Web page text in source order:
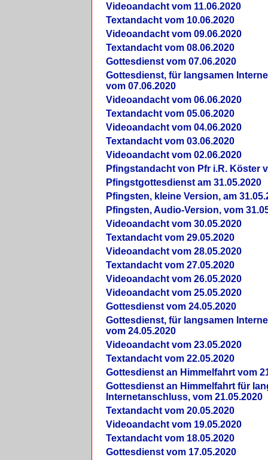
Videoandacht vom 11.06.2020
Textandacht vom 10.06.2020
Videoandacht vom 09.06.2020
Textandacht vom 08.06.2020
Gottesdienst vom 07.06.2020
Gottesdienst, für langsamen
vom 07.06.2020
Videoandacht vom 06.06.2020
Textandacht vom 05.06.2020
Videoandacht vom 04.06.2020
Textandacht vom 03.06.2020
Videoandacht vom 02.06.2020
Pfingstandacht von Pfr i.R. Köster
Pfingstgottesdienst am 31.05.2020
Pfingsten, kleine Version, am
Pfingsten, Audio-Version, vom
Videoandacht vom 30.05.2020
Textandacht vom 29.05.2020
Videoandacht vom 28.05.2020
Textandacht vom 27.05.2020
Videoandacht vom 26.05.2020
Videoandacht vom 25.05.2020
Gottesdienst vom 24.05.2020
Gottesdienst, für langsamen
vom 24.05.2020
Videoandacht vom 23.05.2020
Textandacht vom 22.05.2020
Gottesdienst an Himmelfahrt vom
Gottesdienst an Himmelfahrt für
Internetanschluss, vom 21.05.2020
Textandacht vom 20.05.2020
Videoandacht vom 19.05.2020
Textandacht vom 18.05.2020
Gottesdienst vom 17.05.2020